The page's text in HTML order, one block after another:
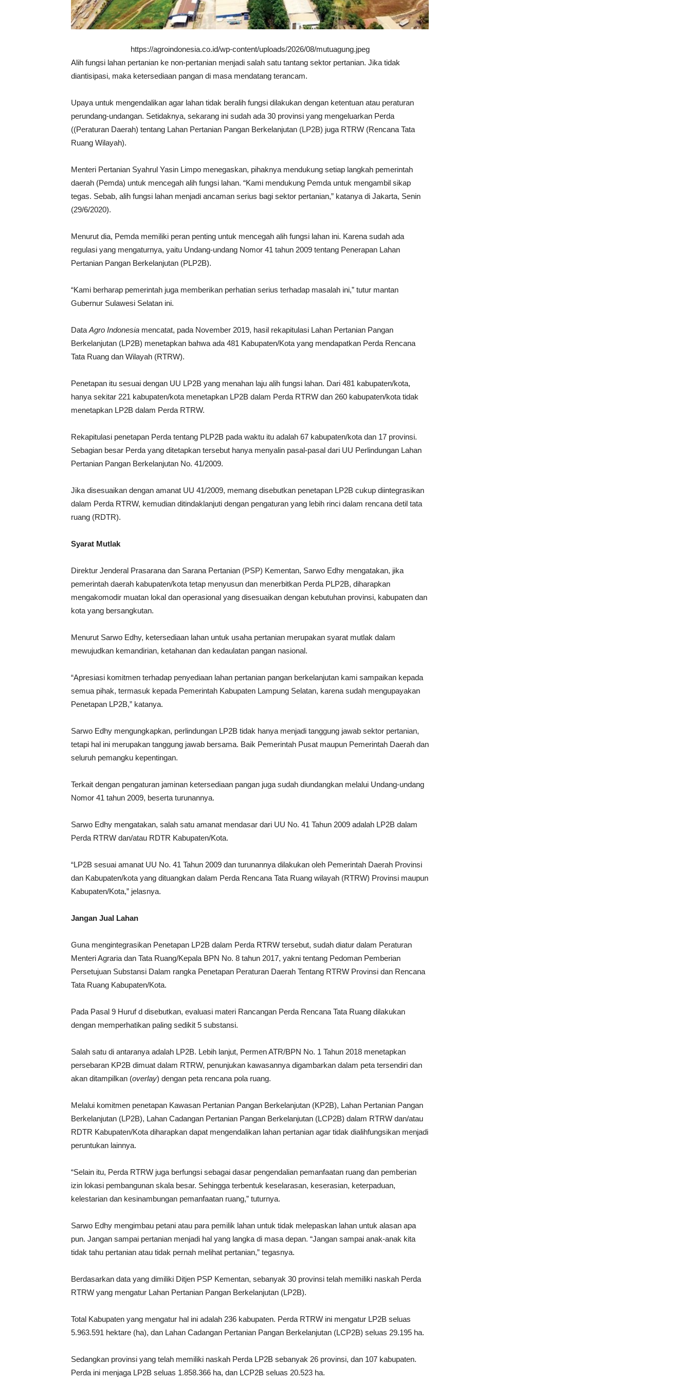
https://agroindonesia.co.id/wp-content/uploads/2026/08/mutuagung.jpeg
Alih fungsi lahan pertanian ke non-pertanian menjadi salah satu tantang sektor pertanian. Jika tidak
diantisipasi, maka ketersediaan pangan di masa mendatang terancam.
Upaya untuk mengendalikan agar lahan tidak beralih fungsi dilakukan dengan ketentuan atau peraturan
perundang-undangan. Setidaknya, sekarang ini sudah ada 30 provinsi yang mengeluarkan Perda
((Peraturan Daerah) tentang Lahan Pertanian Pangan Berkelanjutan (LP2B) juga RTRW (Rencana Tata
Ruang Wilayah).
Menteri Pertanian Syahrul Yasin Limpo menegaskan, pihaknya mendukung setiap langkah pemerintah
daerah (Pemda) untuk mencegah alih fungsi lahan. “Kami mendukung Pemda untuk mengambil sikap
tegas. Sebab, alih fungsi lahan menjadi ancaman serius bagi sektor pertanian,” katanya di Jakarta, Senin
(29/6/2020).
Menurut dia, Pemda memiliki peran penting untuk mencegah alih fungsi lahan ini. Karena sudah ada
regulasi yang mengaturnya, yaitu Undang-undang Nomor 41 tahun 2009 tentang Penerapan Lahan
Pertanian Pangan Berkelanjutan (PLP2B).
“Kami berharap pemerintah juga memberikan perhatian serius terhadap masalah ini,” tutur mantan
Gubernur Sulawesi Selatan ini.
Data Agro Indonesia mencatat, pada November 2019, hasil rekapitulasi Lahan Pertanian Pangan
Berkelanjutan (LP2B) menetapkan bahwa ada 481 Kabupaten/Kota yang mendapatkan Perda Rencana
Tata Ruang dan Wilayah (RTRW).
Penetapan itu sesuai dengan UU LP2B yang menahan laju alih fungsi lahan. Dari 481 kabupaten/kota,
hanya sekitar 221 kabupaten/kota menetapkan LP2B dalam Perda RTRW dan 260 kabupaten/kota tidak
menetapkan LP2B dalam Perda RTRW.
Rekapitulasi penetapan Perda tentang PLP2B pada waktu itu adalah 67 kabupaten/kota dan 17 provinsi.
Sebagian besar Perda yang ditetapkan tersebut hanya menyalin pasal-pasal dari UU Perlindungan Lahan
Pertanian Pangan Berkelanjutan No. 41/2009.
Jika disesuaikan dengan amanat UU 41/2009, memang disebutkan penetapan LP2B cukup diintegrasikan
dalam Perda RTRW, kemudian ditindaklanjuti dengan pengaturan yang lebih rinci dalam rencana detil tata
ruang (RDTR).
Syarat Mutlak
Direktur Jenderal Prasarana dan Sarana Pertanian (PSP) Kementan, Sarwo Edhy mengatakan, jika
pemerintah daerah kabupaten/kota tetap menyusun dan menerbitkan Perda PLP2B, diharapkan
mengakomodir muatan lokal dan operasional yang disesuaikan dengan kebutuhan provinsi, kabupaten dan
kota yang bersangkutan.
Menurut Sarwo Edhy, ketersediaan lahan untuk usaha pertanian merupakan syarat mutlak dalam
mewujudkan kemandirian, ketahanan dan kedaulatan pangan nasional.
“Apresiasi komitmen terhadap penyediaan lahan pertanian pangan berkelanjutan kami sampaikan kepada
semua pihak, termasuk kepada Pemerintah Kabupaten Lampung Selatan, karena sudah mengupayakan
Penetapan LP2B,” katanya.
Sarwo Edhy mengungkapkan, perlindungan LP2B tidak hanya menjadi tanggung jawab sektor pertanian,
tetapi hal ini merupakan tanggung jawab bersama. Baik Pemerintah Pusat maupun Pemerintah Daerah dan
seluruh pemangku kepentingan.
Terkait dengan pengaturan jaminan ketersediaan pangan juga sudah diundangkan melalui Undang-undang
Nomor 41 tahun 2009, beserta turunannya.
Sarwo Edhy mengatakan, salah satu amanat mendasar dari UU No. 41 Tahun 2009 adalah LP2B dalam
Perda RTRW dan/atau RDTR Kabupaten/Kota.
“LP2B sesuai amanat UU No. 41 Tahun 2009 dan turunannya dilakukan oleh Pemerintah Daerah Provinsi
dan Kabupaten/kota yang dituangkan dalam Perda Rencana Tata Ruang wilayah (RTRW) Provinsi maupun
Kabupaten/Kota,” jelasnya.
Jangan Jual Lahan
Guna mengintegrasikan Penetapan LP2B dalam Perda RTRW tersebut, sudah diatur dalam Peraturan
Menteri Agraria dan Tata Ruang/Kepala BPN No. 8 tahun 2017, yakni tentang Pedoman Pemberian
Persetujuan Substansi Dalam rangka Penetapan Peraturan Daerah Tentang RTRW Provinsi dan Rencana
Tata Ruang Kabupaten/Kota.
Pada Pasal 9 Huruf d disebutkan, evaluasi materi Rancangan Perda Rencana Tata Ruang dilakukan
dengan memperhatikan paling sedikit 5 substansi.
Salah satu di antaranya adalah LP2B. Lebih lanjut, Permen ATR/BPN No. 1 Tahun 2018 menetapkan
persebaran KP2B dimuat dalam RTRW, penunjukan kawasannya digambarkan dalam peta tersendiri dan
akan ditampilkan (overlay) dengan peta rencana pola ruang.
Melalui komitmen penetapan Kawasan Pertanian Pangan Berkelanjutan (KP2B), Lahan Pertanian Pangan
Berkelanjutan (LP2B), Lahan Cadangan Pertanian Pangan Berkelanjutan (LCP2B) dalam RTRW dan/atau
RDTR Kabupaten/Kota diharapkan dapat mengendalikan lahan pertanian agar tidak dialihfungsikan menjadi
peruntukan lainnya.
“Selain itu, Perda RTRW juga berfungsi sebagai dasar pengendalian pemanfaatan ruang dan pemberian
izin lokasi pembangunan skala besar. Sehingga terbentuk keselarasan, keserasian, keterpaduan,
kelestarian dan kesinambungan pemanfaatan ruang,” tuturnya.
Sarwo Edhy mengimbau petani atau para pemilik lahan untuk tidak melepaskan lahan untuk alasan apa
pun. Jangan sampai pertanian menjadi hal yang langka di masa depan. “Jangan sampai anak-anak kita
tidak tahu pertanian atau tidak pernah melihat pertanian,” tegasnya.
Berdasarkan data yang dimiliki Ditjen PSP Kementan, sebanyak 30 provinsi telah memiliki naskah Perda
RTRW yang mengatur Lahan Pertanian Pangan Berkelanjutan (LP2B).
Total Kabupaten yang mengatur hal ini adalah 236 kabupaten. Perda RTRW ini mengatur LP2B seluas
5.963.591 hektare (ha), dan Lahan Cadangan Pertanian Pangan Berkelanjutan (LCP2B) seluas 29.195 ha.
Sedangkan provinsi yang telah memiliki naskah Perda LP2B sebanyak 26 provinsi, dan 107 kabupaten.
Perda ini menjaga LP2B seluas 1.858.366 ha, dan LCP2B seluas 20.523 ha.